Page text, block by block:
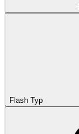
Flash Typ